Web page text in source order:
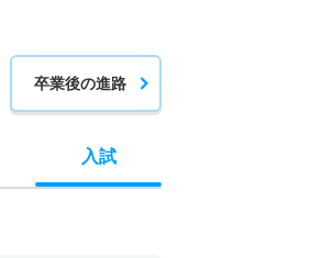
卒業後の進路
入試